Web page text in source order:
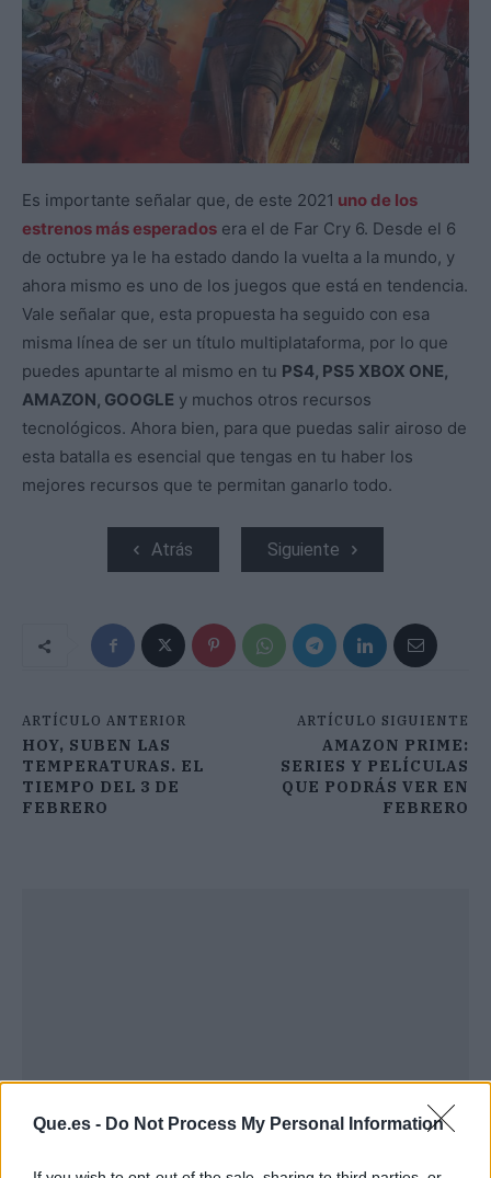
Que.es - Do Not Process My Personal Information
Es importante señalar que, de este 2021 uno de los
estrenos más esperados era el de Far Cry 6. Desde el 6
de octubre ya le ha estado dando la vuelta a la mundo, y
ahora mismo es uno de los juegos que está en tendencia.
Vale señalar que, esta propuesta ha seguido con esa
misma línea de ser un título multiplataforma, por lo que
puedes apuntarte al mismo en tu PS4, PS5 XBOX ONE,
AMAZON, GOOGLE y muchos otros recursos
tecnológicos. Ahora bien, para que puedas salir airoso de
esta batalla es esencial que tengas en tu haber los
mejores recursos que te permitan ganarlo todo.
Atrás Siguiente
ARTÍCULO ANTERIOR
HOY, SUBEN LAS
TEMPERATURAS. EL
TIEMPO DEL 3 DE
FEBRERO
ARTÍCULO SIGUIENTE
AMAZON PRIME:
SERIES Y PELÍCULAS
QUE PODRÁS VER EN
FEBRERO